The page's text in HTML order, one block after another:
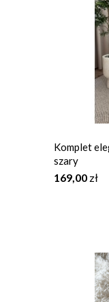
Komplet
szary
169,00 zł